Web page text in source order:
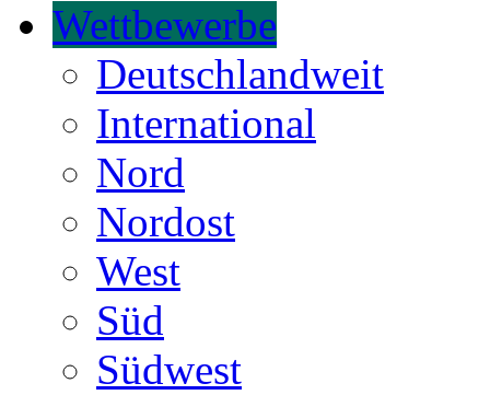
Wettbewerbe
Deutschlandweit
International
Nord
Nordost
West
Süd
Südwest